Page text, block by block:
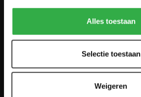
Alles toestaan
Selectie toestaan
Weigeren
De Woon Winkel